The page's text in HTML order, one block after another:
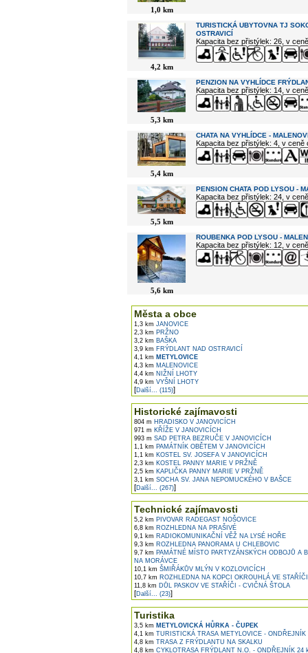
1,0 km
4,2 km
TURISTICKÁ UBYTOVNA TJ
OSTRAVICÍ
Kapacita bez přistýlek: 26, v
5,3 km
PENZION NA VYHLÍDCE
Kapacita bez přistýlek: 14, v
5,4 km
CHATA NA VYHLÍDCE -
Kapacita bez přistýlek: 4, v ceně
5,5 km
PENSION CHATA POD LYSOU -
Kapacita bez přistýlek: 24, v
5,6 km
ROUBENKA POD LYSOU -
Kapacita bez přistýlek: 12, v
Města a obce
1,3 km JANOVICE
2,3 km PRŽNO
3,2 km BAŠKA
3,9 km FRÝDLANT NAD OSTRAVICÍ
4,1 km METYLOVICE
4,3 km MALENOVICE
4,4 km NIŽNÍ LHOTY
4,9 km VYŠNÍ LHOTY
[Další... (115)]
Historické zajímavosti
804 m HRADISKO V JANOVICÍCH
971 m KŘÍŽE V JANOVICÍCH
993 m SAD PETRA BEZRUČE V JANOVICÍCH
1,1 km PAMÁTNÍK OBĚTEM V JANOVICÍCH
1,1 km KOSTEL SV. JOSEFA V JANOVICÍCH
2,3 km KOSTEL PANNY MARIE V PRŽNĚ
2,5 km KAPLIČKA PANNY MARIE V PRŽNĚ
3,1 km SOCHA SV. JANA NEPOMUCKÉHO V BAŠCE
[Další... (267)]
Technické zajímavosti
5,2 km PIVOVAR RADEGAST NOŠOVICE
6,8 km ROZHLEDNA NA PRAŠIVÉ
9,1 km RADIOKOMUNIKAČNÍ VĚŽ NA LYSÉ HOŘE
9,3 km ROZHLEDNA PANORAMA U CHLEBOVIC
9,7 km PAMÁTNÉ MÍSTO PARTYZÁNSKÝCH ODBOJŮ A
NA MORÁVCE
10,1 km ŠMIŘÁKŮV MLÝN V KOZLOVICÍCH
10,7 km ROZHLEDNA NA KOPCI OKROUHLÁ VE STAŘÍČI
11,8 km DŮL PASKOV VE STAŘÍČI - CVIČNÁ ŠTOLA
[Další... (23)]
Turistika
3,5 km METYLOVICKÁ HŮRKA - ČUPEK
4,1 km TURISTICKÁ TRASA METYLOVICE - ONDŘEJNÍK
4,8 km TRASA Z FRÝDLANTU NA SKALKU
4,8 km CYKLOTRASA FRÝDLANT N.O. - ONDŘEJNÍK 24